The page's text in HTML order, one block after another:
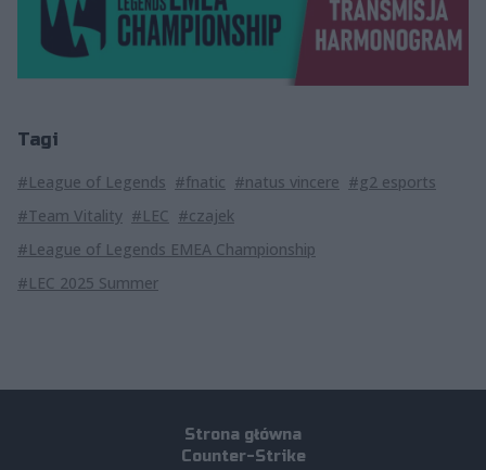
Tagi
#League of Legends #fnatic #natus vincere #g2 esports
#Team Vitality #LEC #czajek
#League of Legends EMEA Championship
#LEC 2025 Summer
Strona główna
Counter-Strike